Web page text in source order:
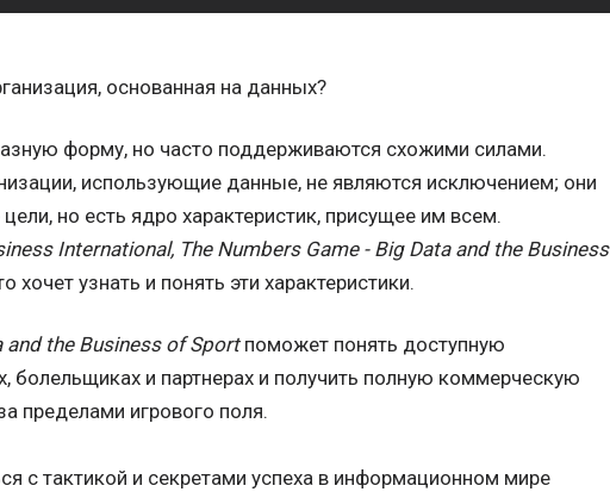
основанная на данных?
форму, но часто поддерживаются схожими силами.
использующие данные, не являются исключением; они
но есть ядро характеристик, присущее им всем.
International, The Numbers Game - Big Data and the Business
хочет узнать и понять эти характеристики.
and the Business of Sportпоможет понять доступную
болельщиках и партнерах и получить полную коммерческую
пределами игрового поля.
с тактикой и секретами успеха в информационном мире